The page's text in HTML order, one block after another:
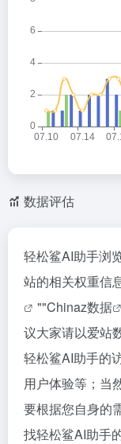
数据评估
轻松鲨AI助手浏
站的相关权重信
""Chinaz数据
议大家请以爱站
轻松鲨AI助手的
用户体验等；当
要根据您自身的
找轻松鲨AI助手